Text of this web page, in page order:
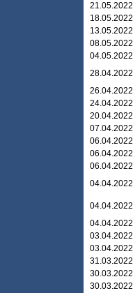
21.05.2022
18.05.2022
13.05.2022
08.05.2022
04.05.2022
28.04.2022
26.04.2022
24.04.2022
20.04.2022
07.04.2022
06.04.2022
06.04.2022
06.04.2022
04.04.2022
04.04.2022
04.04.2022
03.04.2022
03.04.2022
31.03.2022
30.03.2022
30.03.2022